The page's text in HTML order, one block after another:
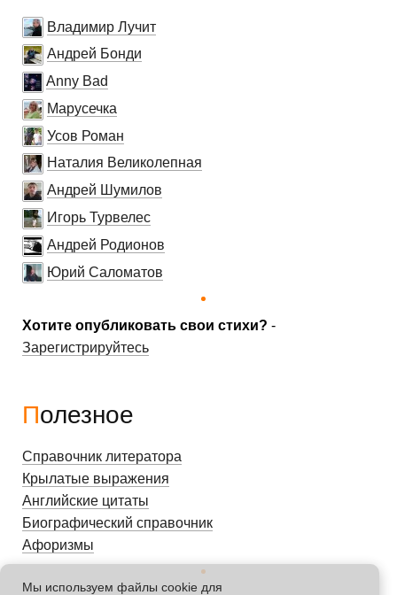
Владимир Лучит
Андрей Бонди
Anny Bad
Марусечка
Усов Роман
Наталия Великолепная
Андрей Шумилов
Игорь Турвелес
Андрей Родионов
Юрий Саломатов
Хотите опубликовать свои стихи? -
Зарегистрируйтесь
Полезное
Справочник литератора
Крылатые выражения
Английские цитаты
Биографический справочник
Афоризмы
Мы используем файлы cookie для